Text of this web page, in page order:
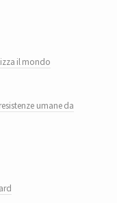
il mondo
umane da